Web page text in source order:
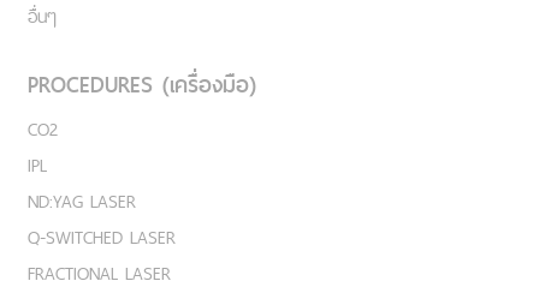
อื่นๆ
PROCEDURES (เครื่องมือ)
CO2
IPL
ND:YAG LASER
Q-SWITCHED LASER
FRACTIONAL LASER